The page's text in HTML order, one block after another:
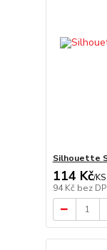
Silhouette
114 Kč/KS
94 Kč bez